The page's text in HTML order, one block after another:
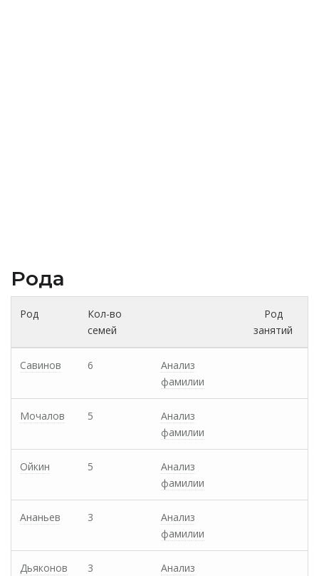
Рода
Род
Кол-во
семей
Род
занятий
Савинов 6
Анализ
фамилии
Мочалов 5
Анализ
фамилии
Ойкин 5
Анализ
фамилии
Ананьев 3
Анализ
фамилии
Дьяконов 3
Анализ